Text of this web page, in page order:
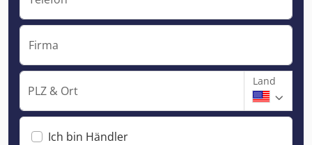
Firma
PLZ & Ort
Land
Ich bin Händler